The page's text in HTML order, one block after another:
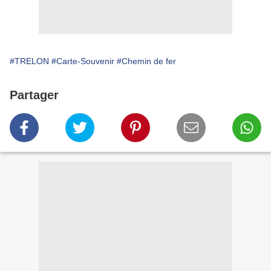
#TRELON #Carte-Souvenir #Chemin de fer
Partager